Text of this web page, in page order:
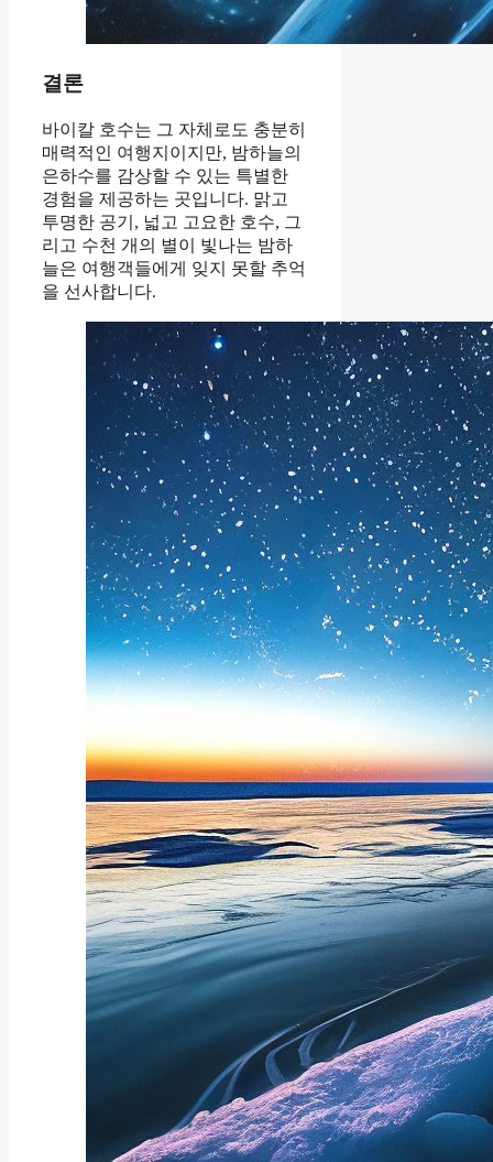
결론
바이칼 호수는 그 자체로도 충분히
매력적인 여행지이지만, 밤하늘의
은하수를 감상할 수 있는 특별한
경험을 제공하는 곳입니다. 맑고
투명한 공기, 넓고 고요한 호수, 그
리고 수천 개의 별이 빛나는 밤하
늘은 여행객들에게 잊지 못할 추억
을 선사합니다.